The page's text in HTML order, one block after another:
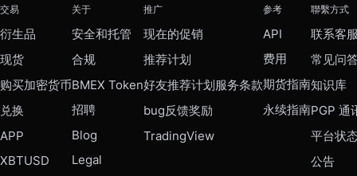
交易
衍生品
现货
购买加密货币
兑换
APP
XBTUSD
关于
安全和托管
合规
BMEX Token
招聘
Blog
Legal
推广
现在的促销
推荐计划
好友推荐计划服务条款
bug反馈奖励
TradingView
参考
API
费用
期货指南
永续指南
聯繫方式
联系客
常见问
知识库
PGP 通
平台状
公告